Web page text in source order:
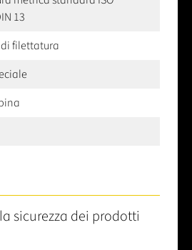
13
filettatura
sicurezza dei prodotti